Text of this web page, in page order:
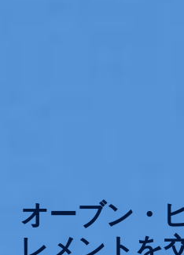
オーブン・
レメントを